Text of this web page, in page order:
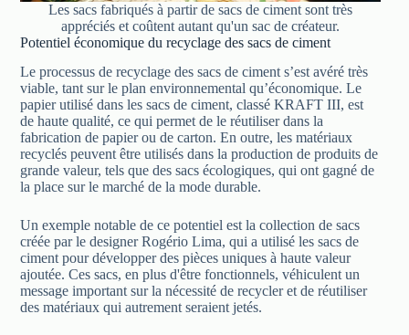
Les sacs fabriqués à partir de sacs de ciment sont très
appréciés et coûtent autant qu'un sac de créateur.
Potentiel économique du recyclage des sacs de ciment
Le processus de recyclage des sacs de ciment s’est avéré très
viable, tant sur le plan environnemental qu’économique. Le
papier utilisé dans les sacs de ciment, classé KRAFT III, est
de haute qualité, ce qui permet de le réutiliser dans la
fabrication de papier ou de carton. En outre, les matériaux
recyclés peuvent être utilisés dans la production de produits de
grande valeur, tels que des sacs écologiques, qui ont gagné de
la place sur le marché de la mode durable.
Un exemple notable de ce potentiel est la collection de sacs
créée par le designer Rogério Lima, qui a utilisé les sacs de
ciment pour développer des pièces uniques à haute valeur
ajoutée. Ces sacs, en plus d'être fonctionnels, véhiculent un
message important sur la nécessité de recycler et de réutiliser
des matériaux qui autrement seraient jetés.